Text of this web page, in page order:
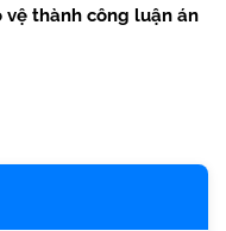
vệ thành công luận án